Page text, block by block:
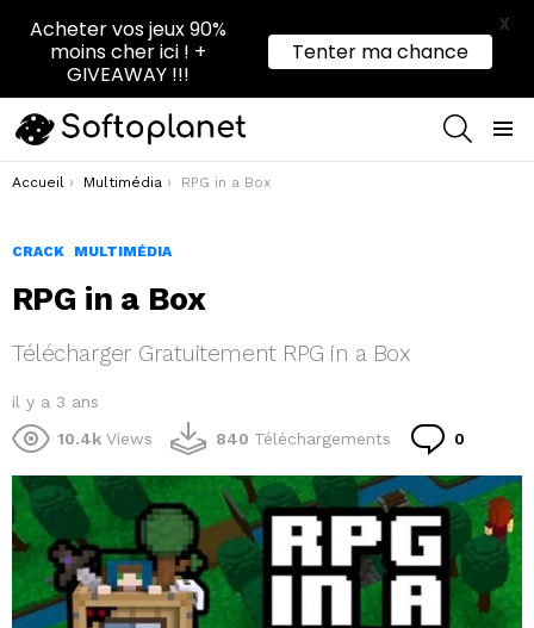
Vous êtes ici :
Accueil Multimédia RPG in a Box
CRACK MULTIMÉDIA
RPG in a Box
Télécharger Gratuitement RPG in a Box
il y a 3 ans
10.4k Views 840 Téléchargements 0
Acheter vos jeux 90%
moins cher ici ! +
GIVEAWAY !!!
Tenter ma chance
X